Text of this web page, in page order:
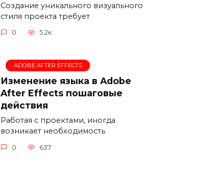
Создание уникального визуального
стиля проекта требует
0 5.2к.
ADOBE AFTER EFFECTS
Изменение языка в Adobe
After Effects пошаговые
действия
Работая с проектами, иногда
возникает необходимость
0 637